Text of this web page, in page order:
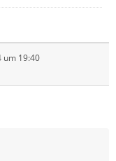
um 19:40